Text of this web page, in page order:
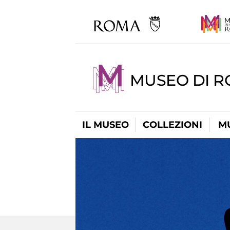
MUSEO DI
IL MUSEO COLLEZIONI